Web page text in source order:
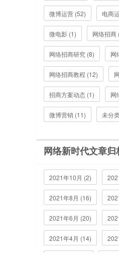
微博运营 (52) 电商
微电影 (1) 网络招商
网络招商研究 (8) 网
网络招商教程 (12)
招商方案动态 (1) 网
微博营销 (11) 未分
网络新时代文章归
2021年10月 (2)
2021年8月 (16)
2021年6月 (20)
2021年4月 (14)